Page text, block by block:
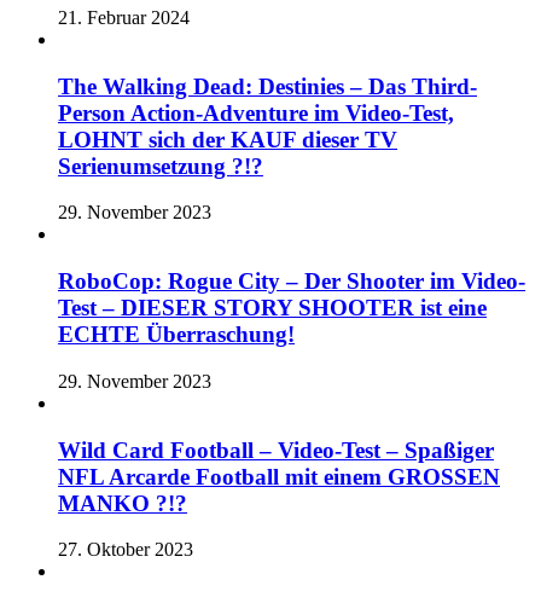
21. Februar 2024
The Walking Dead: Destinies – Das Third-
Person Action-Adventure im Video-Test,
LOHNT sich der KAUF dieser TV
Serienumsetzung ?!?
29. November 2023
RoboCop: Rogue City – Der Shooter im Video-
Test – DIESER STORY SHOOTER ist eine
ECHTE Überraschung!
29. November 2023
Wild Card Football – Video-Test – Spaßiger
NFL Arcarde Football mit einem GROSSEN
MANKO ?!?
27. Oktober 2023